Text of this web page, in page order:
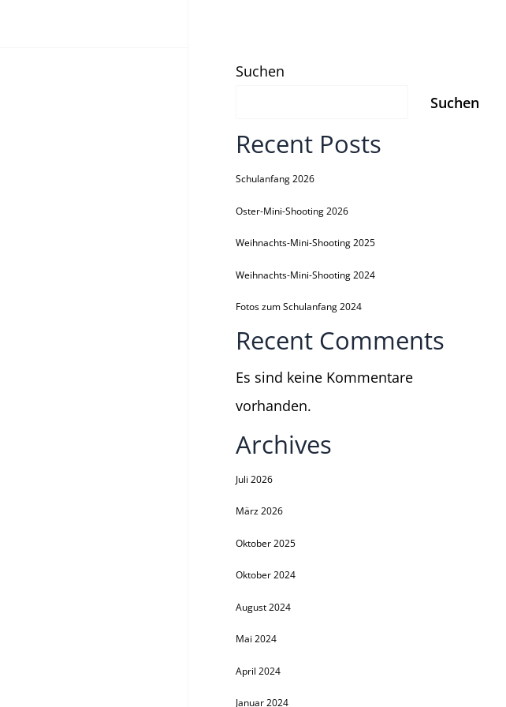
Suchen
Suchen
Recent Posts
Schulanfang 2026
Oster-Mini-Shooting 2026
Weihnachts-Mini-Shooting 2025
Weihnachts-Mini-Shooting 2024
Fotos zum Schulanfang 2024
Recent Comments
Es sind keine Kommentare
vorhanden.
Archives
Juli 2026
März 2026
Oktober 2025
Oktober 2024
August 2024
Mai 2024
April 2024
Januar 2024